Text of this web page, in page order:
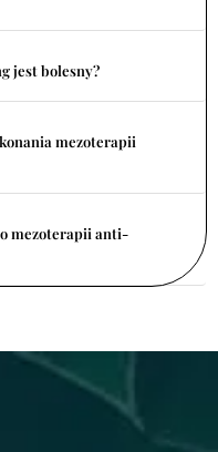
jest bolesny?
mezoterapii
mezoterapii anti-